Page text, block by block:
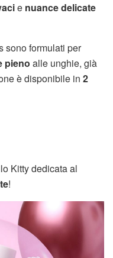
e nuance delicate
sono formulati per
pieno alle unghie, già
è disponibile in 2
Kitty dedicata al
!